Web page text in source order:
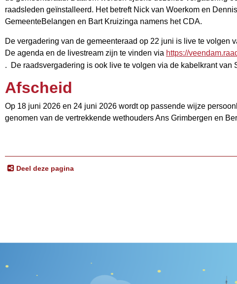
raadsleden geïnstalleerd. Het betreft Nick van Woerkom en
GemeenteBelangen en Bart Kruizinga namens het CDA.
De vergadering van de gemeenteraad op 22 juni is live te volgen
De agenda en de livestream zijn te vinden via https://
. De raadsvergadering is ook live te volgen via de kabelkrant van
Afscheid
Op 18 juni 2026 en 24 juni 2026 wordt op passende wijze
genomen van de vertrekkende wethouders Ans Grimbergen en
Deel deze pagina